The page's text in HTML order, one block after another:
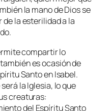
la mano de Dios se
la esterilidad a la
compartir lo
es ocasión de
Santo en Isabel.
la Iglesia, lo que
creaturas:
del Espíritu Santo